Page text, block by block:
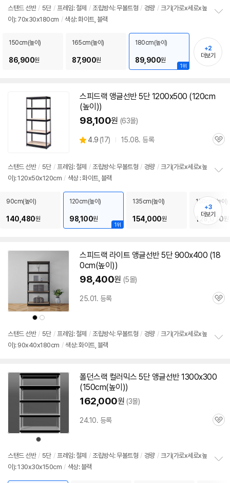
색
상 상 뷰
스탠드 선반 / 5단 / 프레임: 철제 / 조립방식: 무볼트형 / 경량 / 크기(가로x세로x높
이): 70x30x180cm / 색상: 화이트, 블랙
치
기
150cm(높이)
86,900원
165cm(높이)
87,900원
1위
180cm(높이)
89,900원
+2
더보기
스피드랙 앵글선반5단1200x500 (120cm
(높이))
98,100원 (63몰)
별
4.9 (상
리
17) 15.08. 등록
관
스탠드 선반 / 5단 / 프레임: 철제 / 조립방식: 무볼트형 / 경량 / 크기(가로x세로x높
이): 120x50x120cm / 색상 : 화이트, 블랙
펼
치
기
90cm(높이)
140,480원
1위
120cm(높이)
98,100원
135cm(높이)
154,000원
150cm(높이)
128,070원
+3
더보기
상
품
색
상
상
품
상
스피드랙 라이트 앵글선반5단900x400 (18
0cm(높이))
98,400원 (5몰)
25.01. 등록
관
스탠드 선반 / 5단 / 프레임: 철제 / 조립방식: 무볼트형 / 경량 / 크기(가로x세로x높
이): 90x40x180cm / 색상: 화이트, 블랙
상
품
상
폴던스랙 컬러믹스 5단 앵글선반1300x300
(150cm(높이))
162,000원 (3몰)
24.10. 등록
관
스탠드 선반 / 5단 / 프레임: 철제 / 조립방식: 무볼트형 / 경량 / 크기(가로x세로x높
이): 130x30x150cm / 색상: 블랙